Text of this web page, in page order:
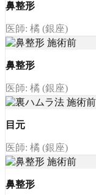
鼻整形
医師: 橘 (銀座)
鼻整形
医師: 橘 (銀座)
目元
医師: 橘 (銀座)
鼻整形